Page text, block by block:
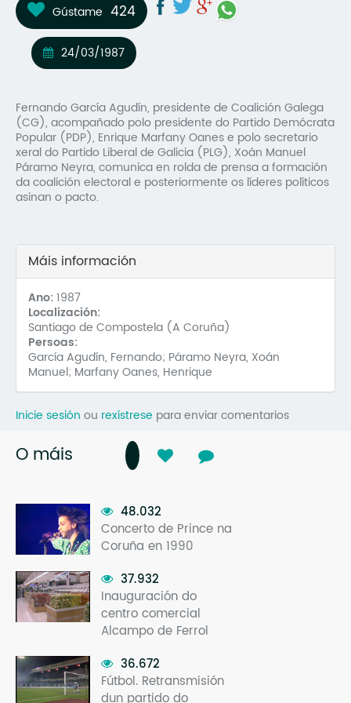
Gústame 424
24/03/1987
Fernando García Agudín, presidente de Coalición Galega
(CG), acompañado polo presidente do Partido Demócrata
Popular (PDP), Enrique Marfany Oanes e polo secretario
xeral do Partido Liberal de Galicia (PLG), Xoán Manuel
Páramo Neyra, comunica en rolda de prensa a formación
da coalición electoral e posteriormente os líderes políticos
asinan o pacto.
Máis información
Ano: 1987
Localización:
Santiago de Compostela (A Coruña)
Persoas:
García Agudín, Fernando; Páramo Neyra, Xoán
Manuel; Marfany Oanes, Henrique
Inicie sesión ou rexístrese para enviar comentarios
O máis
48.032
Concerto de Prince na
Coruña en 1990
37.932
Inauguración do
centro comercial
Alcampo de Ferrol
36.672
Fútbol. Retransmisión
dun partido do